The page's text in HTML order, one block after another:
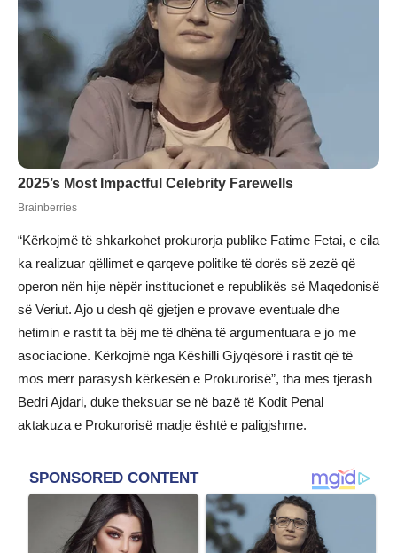
“Kërkojmë të shkarkohet prokurorja publike Fatime Fetai, e cila
ka realizuar qëllimet e qarqeve politike të dorës së zezë që
operon nën hije nëpër institucionet e republikës së Maqedonisë
së Veriut. Ajo u desh që gjetjen e provave eventuale dhe
hetimin e rastit ta bëj me të dhëna të argumentuara e jo me
asociacione. Kërkojmë nga Këshilli Gjyqësorë i rastit që të
mos merr parasysh kërkesën e Prokurorisë”, tha mes tjerash
Bedri Ajdari, duke theksuar se në bazë të Kodit Penal
aktakuza e Prokurorisë madje është e paligjshme.